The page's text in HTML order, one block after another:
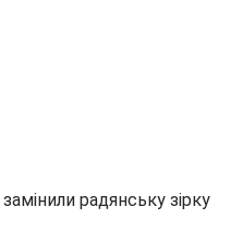
замінили радянську зірку